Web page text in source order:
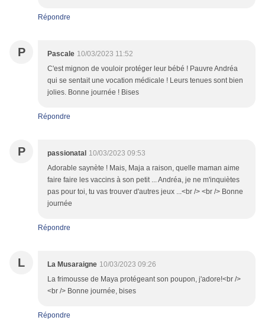
Répondre
P Pascale 10/03/2023 11:52
C'est mignon de vouloir protéger leur bébé ! Pauvre Andréa
qui se sentait une vocation médicale ! Leurs tenues sont bien
jolies. Bonne journée ! Bises
Répondre
P passionatal 10/03/2023 09:53
Adorable saynète ! Mais, Maja a raison, quelle maman aime
faire faire les vaccins à son petit ... Andréa, je ne m'inquiètes
pas pour toi, tu vas trouver d'autres jeux ...<br /> <br /> Bonne
journée
Répondre
L La Musaraigne 10/03/2023 09:26
La frimousse de Maya protégeant son poupon, j'adore!<br />
<br /> Bonne journée, bises
Répondre